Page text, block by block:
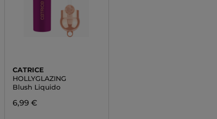
CATRICE
HOLLYGLAZING
Blush Liquido
6,99 €